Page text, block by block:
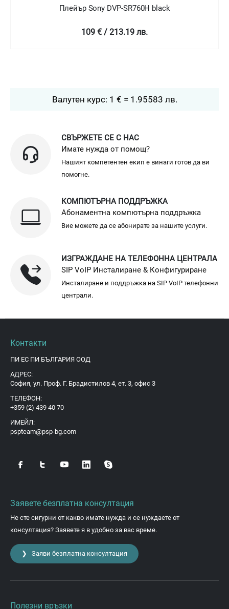
Плейър Sony DVP-SR760H black
109 € / 213.19 лв.
Валутен курс: 1 € = 1.95583 лв.
СВЪРЖЕТЕ СЕ С НАС
Имате нужда от помощ?
Нашият компетентен екип е винаги готов да ви
помогне.
КОМПЮТЪРНА ПОДДРЪЖКА
Абонаментна компютърна поддръжка
Вие можете да се абонирате за нашите услуги.
ИЗГРАЖДАНЕ НА ТЕЛЕФОННА ЦЕНТРАЛА
SIP VoIP Инсталиране & Конфигуриране
Инсталиране и поддръжка на SIP VoIP телефонни
централи.
Контакти
ПИ ЕС ПИ БЪЛГАРИЯ ООД
АДРЕС:
София, ул. Проф. Г. Брадистилов 4, ет. 3, офис 3
ТЕЛЕФОН:
+359 (2) 439 40 70
ИМЕЙЛ:
pspteam@psp-bg.com
Заявете безплатна консултация
Не сте сигурни от какво имате нужда и се нуждаете от
консултация? Заявете я в удобно за вас време.
❯ Заяви безплатна консултация
Полезни връзки